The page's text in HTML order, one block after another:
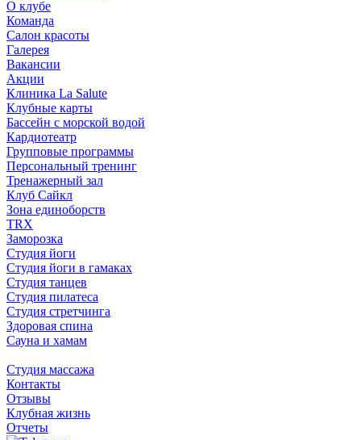
О клубе
Команда
Салон красоты
Галерея
Вакансии
Акции
Клиника La Salute
Клубные карты
Бассейн с морской водой
Кардиотеатр
Групповые программы
Персональный тренинг
Тренажерный зал
Клуб Сайкл
Зона единоборств
TRX
Заморозка
Студия йоги
Студия йоги в гамаках
Студия танцев
Студия пилатеса
Студия стретчинга
Здоровая спина
Сауна и хамам
Студия массажа
Контакты
Отзывы
Клубная жизнь
Отчеты